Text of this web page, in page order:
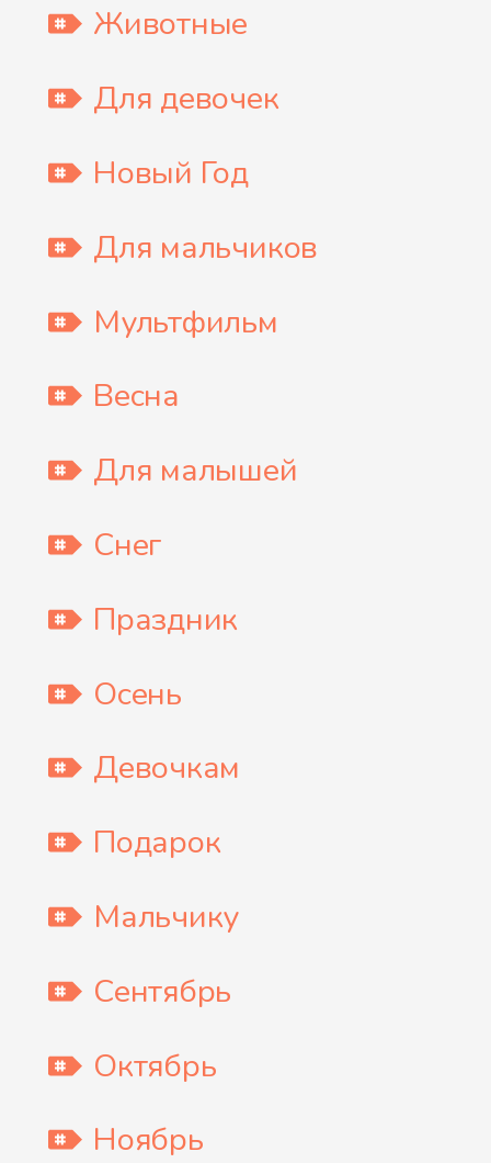
Животные
Для девочек
Новый Год
Для мальчиков
Мультфильм
Весна
Для малышей
Снег
Праздник
Осень
Девочкам
Подарок
Мальчику
Сентябрь
Октябрь
Ноябрь